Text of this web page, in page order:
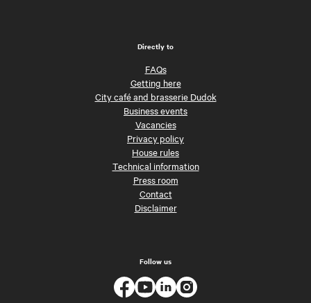
Directly to
FAQs
Getting here
City café and brasserie Dudok
Business events
Vacancies
Privacy policy
House rules
Technical information
Press room
Contact
Disclaimer
Follow us